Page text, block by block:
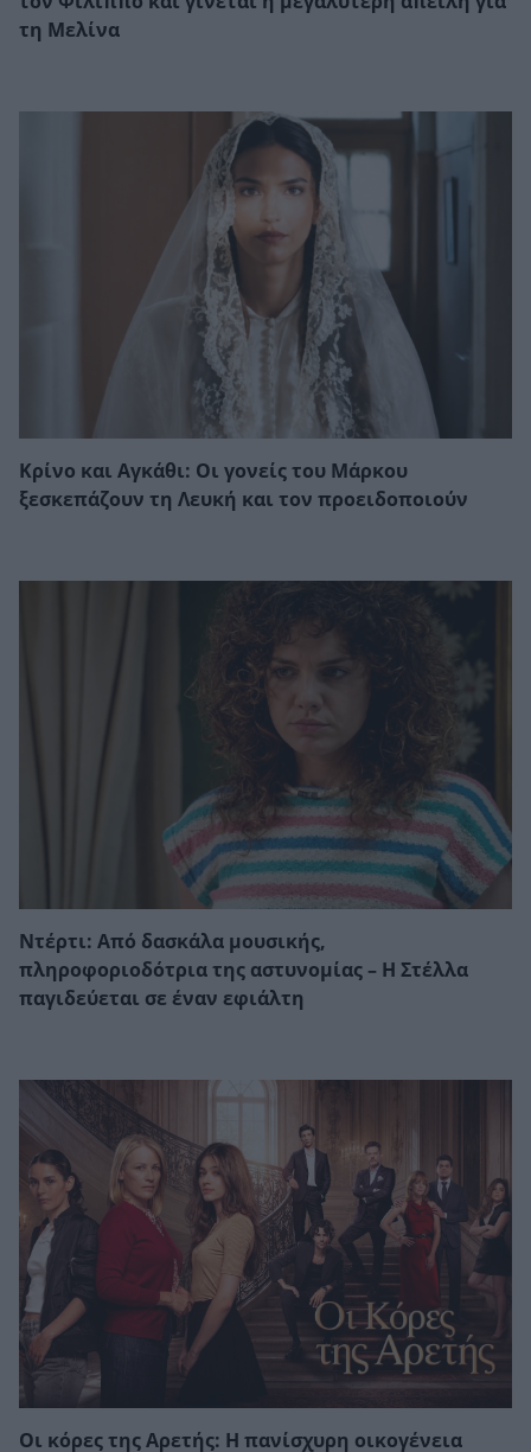
τη Μελίνα
Κρίνο και Αγκάθι: Οι γονείς του Μάρκου
ξεσκεπάζουν τη Λευκή και τον προειδοποιούν
Ντέρτι: Από δασκάλα μουσικής,
πληροφοριοδότρια της αστυνομίας – Η Στέλλα
παγιδεύεται σε έναν εφιάλτη
Οι κόρες της Αρετής: Η πανίσχυρη οικογένεια